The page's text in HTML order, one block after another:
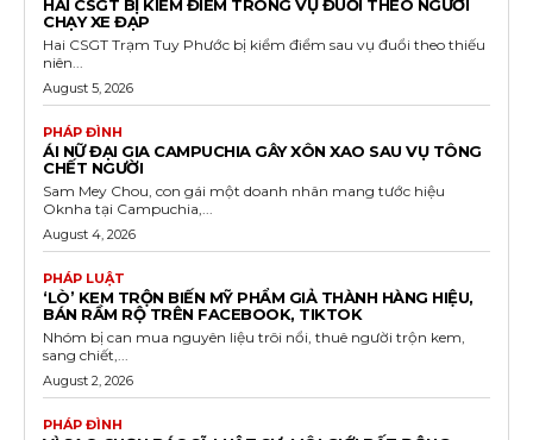
HAI CSGT BỊ KIỂM ĐIỂM TRONG VỤ ĐUỔI THEO NGƯỜI
CHẠY XE ĐẠP
Hai CSGT Trạm Tuy Phước bị kiểm điểm sau vụ đuổi theo thiếu
niên...
August 5, 2026
PHÁP ĐÌNH
ÁI NỮ ĐẠI GIA CAMPUCHIA GÂY XÔN XAO SAU VỤ TÔNG
CHẾT NGƯỜI
Sam Mey Chou, con gái một doanh nhân mang tước hiệu
Oknha tại Campuchia,...
August 4, 2026
PHÁP LUẬT
‘LÒ’ KEM TRỘN BIẾN MỸ PHẨM GIẢ THÀNH HÀNG HIỆU,
BÁN RẦM RỘ TRÊN FACEBOOK, TIKTOK
Nhóm bị can mua nguyên liệu trôi nổi, thuê người trộn kem,
sang chiết,...
August 2, 2026
PHÁP ĐÌNH